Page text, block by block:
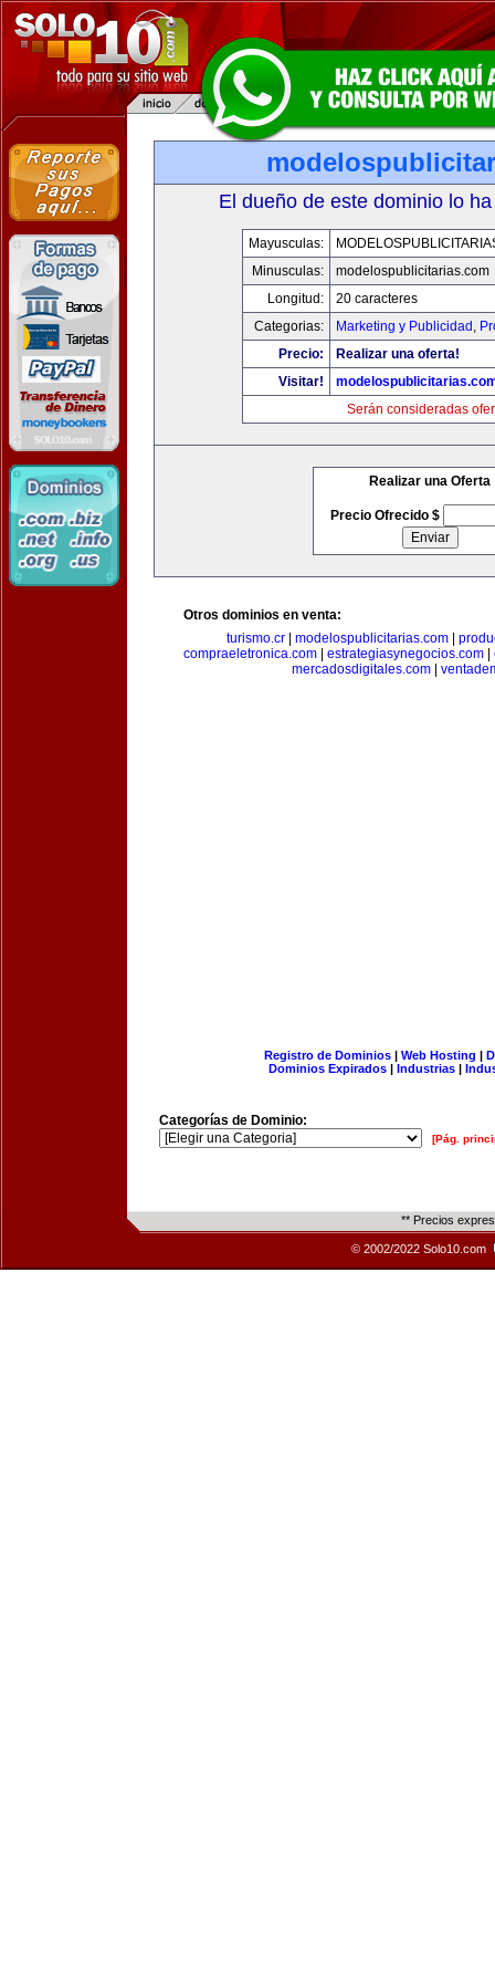
El dueño de este dominio lo
Mayusculas:
Minusculas:
modelospublicitarias.com
Longitud:
20 caracteres
Categorias:
Marketing y Publicidad ,
Precio:
Realizar una oferta!
Visitar!
Serán consideradas
Realizar una Oferta
Precio Ofrecido $
Otros dominios en venta:
turismo.cr
modelospublicitarias.com
compraeletronica.com
estrategiasynegocios.com
mercadosdigitales.com|
Registro de Dominios| Web Hosting |
Dominios Expirados | Industrias |
Categorías de Dominio:
[Pág.
** Precios
© 2002/2022 Solo10.com